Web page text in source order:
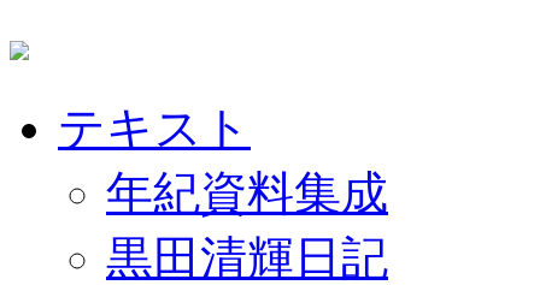
テキスト
年紀資料集成
黒田清輝日記